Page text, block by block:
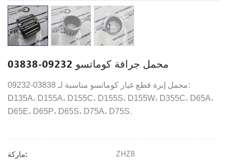
محمل جرافة كوماتسو 09232-03838
09232-03838 محمل إبرة قطع غيار كوماتسو مناسبة لـ:
D135A، D155A، D155C، D155S، D155W، D355C، D65A،
D65E، D65P، D65S، D75A، D75S.
ماركة: ZHZB